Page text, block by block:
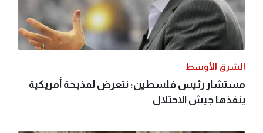
الشرق الأوسط
مستشار رئيس فلسطين: نتعرض لمذبحة أمريكية
ينفذها جيش الاحتلال